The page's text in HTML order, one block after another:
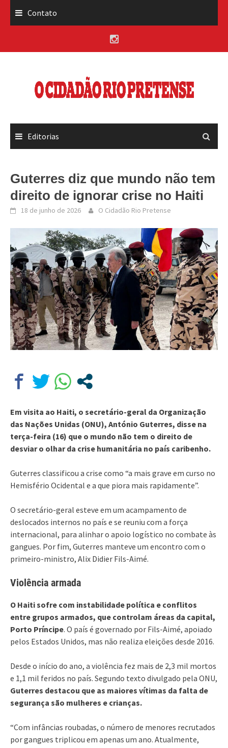
Contato
Editorias
Guterres diz que mundo não tem
direito de ignorar crise no Haiti
18 de junho de 2026 O Cidadão Rio Pretense
Em visita ao Haiti, o secretário-geral da Organização
das Nações Unidas (ONU), António Guterres, disse na
terça-feira (16) que o mundo não tem o direito de
desviar o olhar da crise humanitária no país caribenho.
Guterres classificou a crise como “a mais grave em curso no
Hemisfério Ocidental e a que piora mais rapidamente”.
O secretário-geral esteve em um acampamento de
deslocados internos no país e se reuniu com a força
internacional, para alinhar o apoio logístico no combate às
gangues. Por fim, Guterres manteve um encontro com o
primeiro-ministro, Alix Didier Fils-Aimé.
Violência armada
O Haiti sofre com instabilidade política e conflitos
entre grupos armados, que controlam áreas da capital,
Porto Príncipe. O país é governado por Fils-Aimé, apoiado
pelos Estados Unidos, mas não realiza eleições desde 2016.
Desde o início do ano, a violência fez mais de 2,3 mil mortos
e 1,1 mil feridos no país. Segundo texto divulgado pela ONU,
Guterres destacou que as maiores vítimas da falta de
segurança são mulheres e crianças.
“Com infâncias roubadas, o número de menores recrutados
por gangues triplicou em apenas um ano. Atualmente,